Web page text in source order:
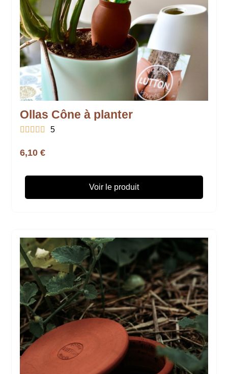
Ollas Cône à planter
     5
6,10 €
Voir le produit